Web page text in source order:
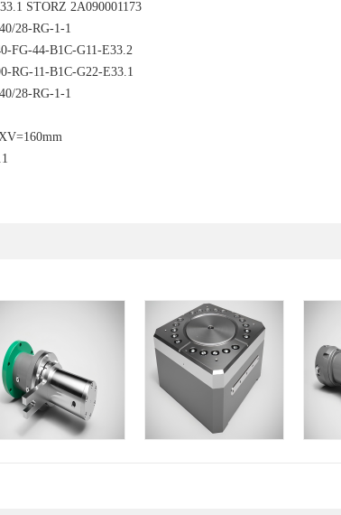
STORZ 2A090001173
28-RG-1-1
FG-44-B1C-G11-E33.2
RG-11-B1C-G22-E33.1
28-RG-1-1